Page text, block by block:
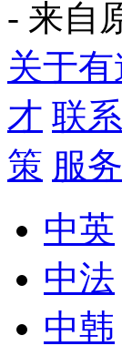
- 来自
关于有
才 联
策 服
中英
中法
中韩